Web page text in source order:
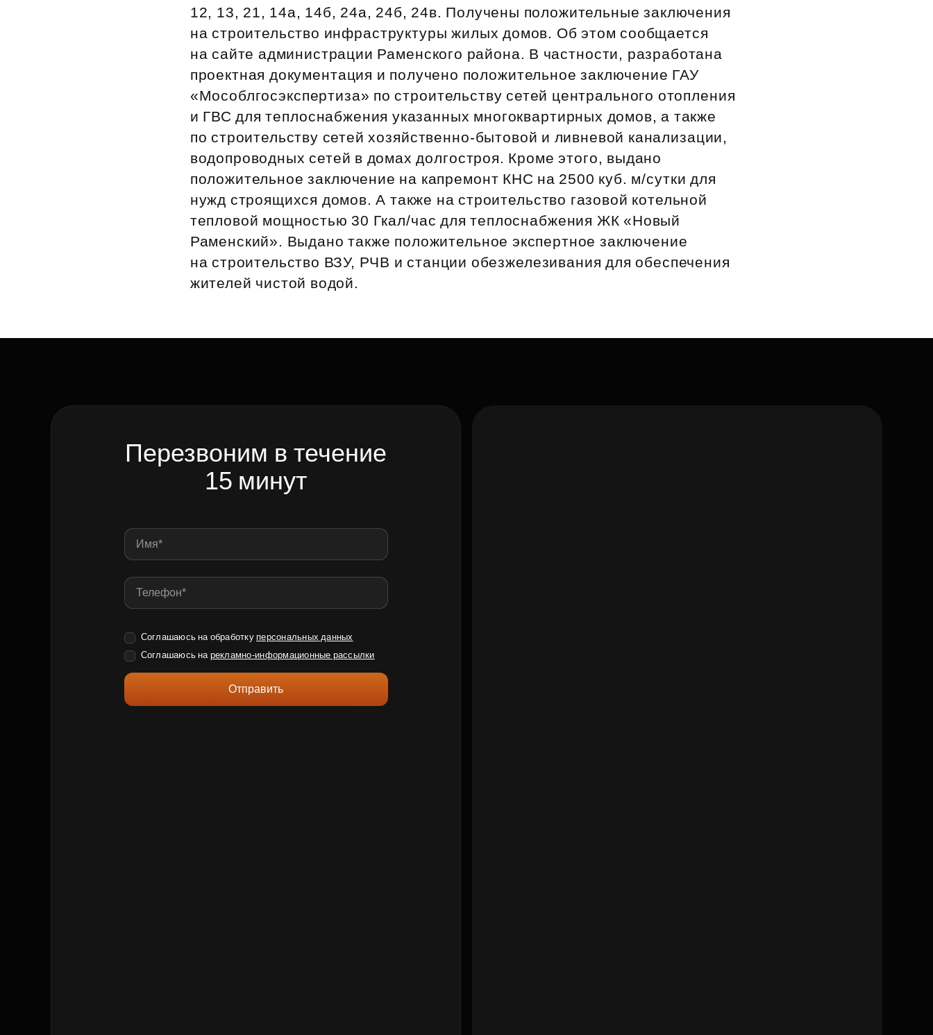
Субсидии
12, 13, 21, 14а, 14б, 24а, 24б, 24в. Получены положительные заключения
на строительство инфраструктуры жилых домов. Об этом сообщается
на сайте администрации Раменского района. В частности, разработана
проектная документация и получено положительное заключение ГАУ
«Мособлгосэкспертиза» по строительству сетей центрального отопления
и ГВС для теплоснабжения указанных многоквартирных домов, а также
по строительству сетей хозяйственно‑бытовой и ливневой канализации,
водопроводных сетей в домах долгостроя. Кроме этого, выдано
положительное заключение на капремонт КНС на 2500 куб. м/сутки для
нужд строящихся домов. А также на строительство газовой котельной
тепловой мощностью 30 Гкал/час для теплоснабжения ЖК «Новый
Раменский». Выдано также положительное экспертное заключение
на строительство ВЗУ, РЧВ и станции обезжелезивания для обеспечения
жителей чистой водой.
Перезвоним в течение
15 минут
Соглашаюсь на обработку персональных данных
Соглашаюсь на рекламно-информационные рассылки
Отправить